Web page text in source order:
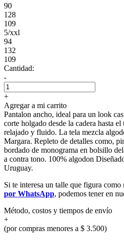
90
128
109
5/xxl
94
132
109
Cantidad:
-
+
Agregar a mi carrito
Pantalon ancho, ideal para un look
corte holgado desde la cadera hasta
relajado y fluido. La tela mezcla
Margara. Repleto de detalles como,
bordado de monograma en bolsillo
a contra tono. 100% algodon
Uruguay.
Si te interesa un talle que figura
por WhatsApp, podemos tener en
Método, costos y tiempos de envío
+
(por compras menores a $ 3.500)